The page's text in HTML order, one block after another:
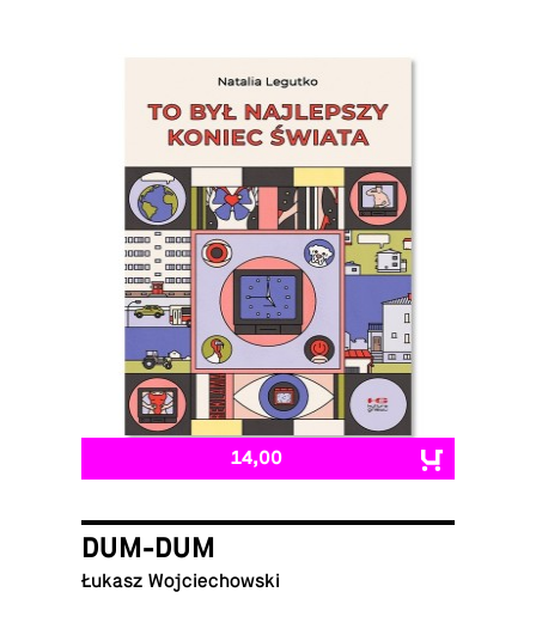
14,00
DUM-DUM
Łukasz Wojciechowski